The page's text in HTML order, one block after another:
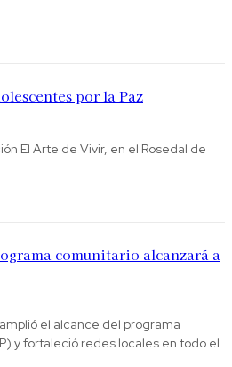
por la Paz
El Arte de Vivir, en el Rosedal de
comunitario alcanzará a
el alcance del programa
y fortaleció redes locales en todo el